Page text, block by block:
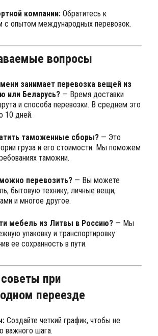
компании: Обратитесь к
с опытом международных перевозок.
вопросы
занимает перевозка вещей из
или Беларусь? — Время доставки
и способа перевозки. В среднем это
10 дней.
таможенные сборы? — Это
груза и его стоимости. Мы поможем
таможни.
перевозить? — Вы можете
бытовую технику, личные вещи,
и многое другое.
мебель из Литвы в Россию? — Мы
упаковку и транспортировку
ее сохранность в пути.
при
переезде
Создайте четкий график, чтобы не
важного шага.